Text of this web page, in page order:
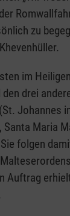
zu
im
drei
Johannes
Santa Maria
folgen
Auftrag